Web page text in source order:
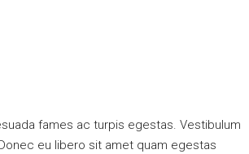
fames ac turpis egestas. Vestibulum
eu libero sit amet quam egestas